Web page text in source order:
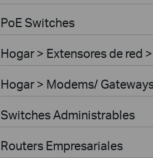
PoE Switches
Hogar > Extensores de red
Hogar > Modems/
Switches Administrables
Routers Empresariales